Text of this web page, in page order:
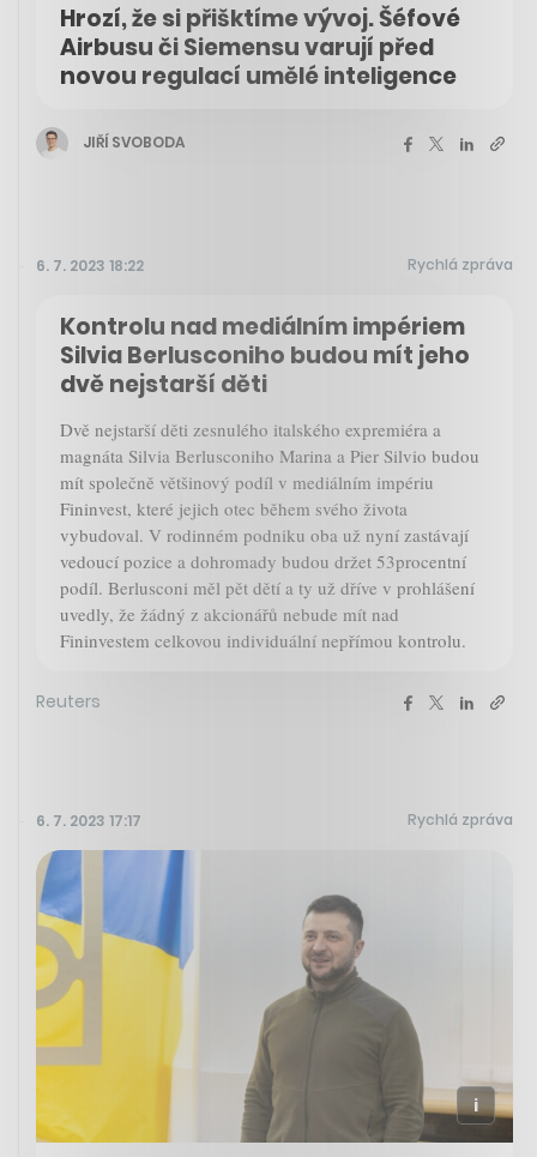
Hrozí, že si přišktíme vývoj. Šéfové
Airbusu či Siemensu varují před
novou regulací umělé inteligence
JIŘÍ SVOBODA
6. 7. 2023 18:22 Rychlá zpráva
Kontrolu nad mediálním impériem
Silvia Berlusconiho budou mít jeho
dvě nejstarší děti
Dvě nejstarší děti zesnulého italského expremiéra a
magnáta Silvia Berlusconiho Marina a Pier Silvio budou
mít společně většinový podíl v mediálním impériu
Fininvest, které jejich otec během svého života
vybudoval. V rodinném podniku oba už nyní zastávají
vedoucí pozice a dohromady budou držet 53procentní
podíl. Berlusconi měl pět dětí a ty už dříve v prohlášení
uvedly, že žádný z akcionářů nebude mít nad
Fininvestem celkovou individuální nepřímou kontrolu.
Reuters
6. 7. 2023 17:17 Rychlá zpráva